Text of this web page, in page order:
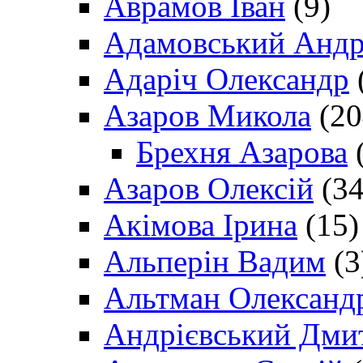
Адамовський
Адаріч Олександр
Азаров Микола
Брехня Азарова
Азаров Олексій
Акімова Ірина (15)
Альперін Вадим
Альтман
Андрієвський